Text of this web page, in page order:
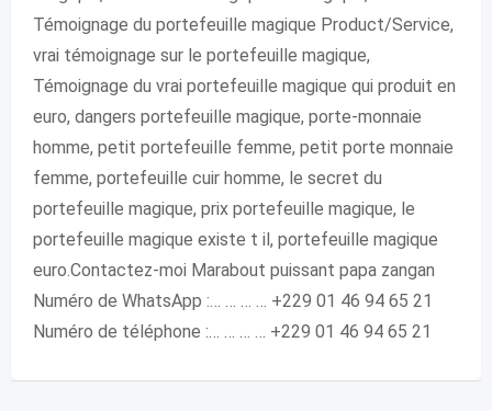
Témoignage du portefeuille magique Product/Service,
vrai témoignage sur le portefeuille magique,
Témoignage du vrai portefeuille magique qui produit en
euro, dangers portefeuille magique, porte-monnaie
homme, petit portefeuille femme, petit porte monnaie
femme, portefeuille cuir homme, le secret du
portefeuille magique, prix portefeuille magique, le
portefeuille magique existe t il, portefeuille magique
euro.Contactez-moi Marabout puissant papa zangan
Numéro de WhatsApp :… … … … +229 01 46 94 65 21
Numéro de téléphone :… … … … +229 01 46 94 65 21